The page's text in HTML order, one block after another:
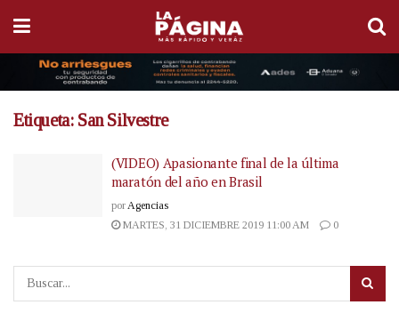
Etiqueta: San Silvestre
(VIDEO) Apasionante final de la última
maratón del año en Brasil
por Agencias
MARTES, 31 DICIEMBRE 2019 11:00 AM
0